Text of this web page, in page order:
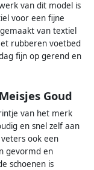
van dit model is
voor een fijne
van textiel
rubberen voetbed
fijn op gerend en
Goud
van het merk
en snel zelf aan
ook een
gevormd en
schoenen is